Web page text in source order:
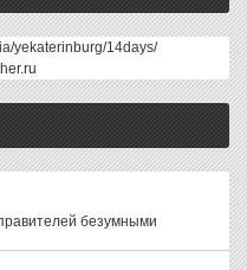
yekaterinburg/14days/
безумными